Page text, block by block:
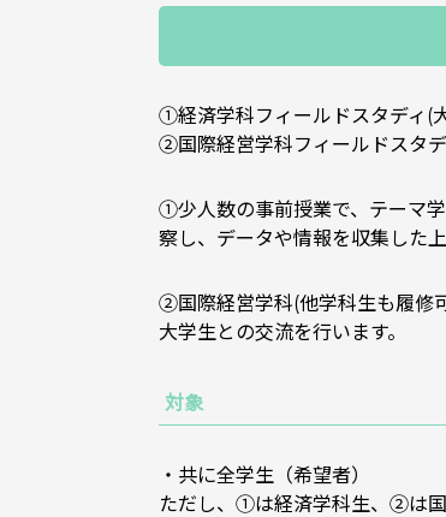
①経済学科フィールドスタディ(
②国際経営学科フィールドスタ
①少人数の事前授業で、テーマ
察し、データや情報を収集した
②国際経営学科(他学科生も履修
大学生との交流を行います。
対象
・共に全学生（希望者）
ただし、①は経済学科生、②は国